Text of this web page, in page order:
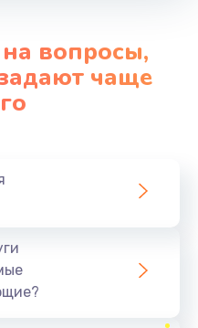
питания
руб.
руб.
вопросы,
чаще